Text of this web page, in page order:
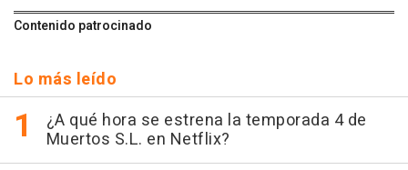
Contenido patrocinado
Lo más leído
¿A qué hora se estrena la temporada 4 de
Muertos S.L. en Netflix?